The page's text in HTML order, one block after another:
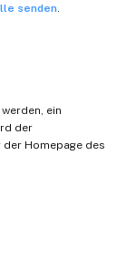
senden
ein
der
Homepage des